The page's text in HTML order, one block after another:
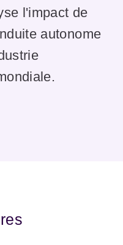
l'impact de
autonome